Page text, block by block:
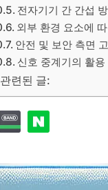
전자기기 간 간섭
외부 환경 요소에
안전 및 보안 측면
신호 중계기의 활용
관련된 글: